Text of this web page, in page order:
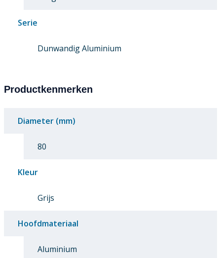
Serie
Dunwandig Aluminium
Productkenmerken
Diameter (mm)
80
Kleur
Grijs
Hoofdmateriaal
Aluminium